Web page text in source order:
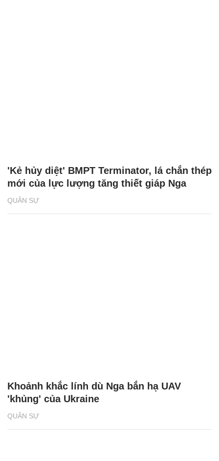
QUÂN SỰ
'Kẻ hủy diệt' BMPT Terminator, lá chắn thép
mới của lực lượng tăng thiết giáp Nga
QUÂN SỰ
Khoảnh khắc lính dù Nga bắn hạ UAV
'khủng' của Ukraine